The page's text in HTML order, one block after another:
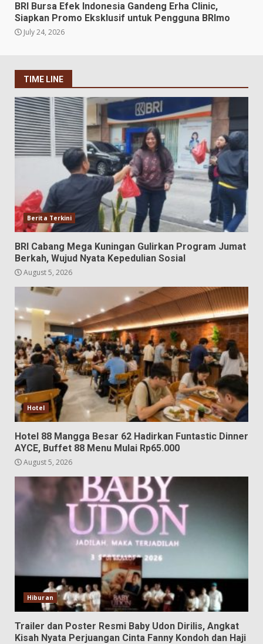
BRI Bursa Efek Indonesia Gandeng Erha Clinic,
Siapkan Promo Eksklusif untuk Pengguna BRImo
July 24, 2026
TIME LINE
Berita Terkini
BRI Cabang Mega Kuningan Gulirkan Program Jumat
Berkah, Wujud Nyata Kepedulian Sosial
August 5, 2026
Hotel
Hotel 88 Mangga Besar 62 Hadirkan Funtastic Dinner
AYCE, Buffet 88 Menu Mulai Rp65.000
August 5, 2026
Hiburan
Trailer dan Poster Resmi Baby Udon Dirilis, Angkat
Kisah Nyata Perjuangan Cinta Fanny Kondoh dan Haji